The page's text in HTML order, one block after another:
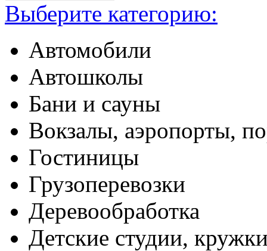
Выберите категорию:
Автомобили
Автошколы
Бани и сауны
Вокзалы, аэропорты,
Гостиницы
Грузоперевозки
Деревообработка
Детские студии,